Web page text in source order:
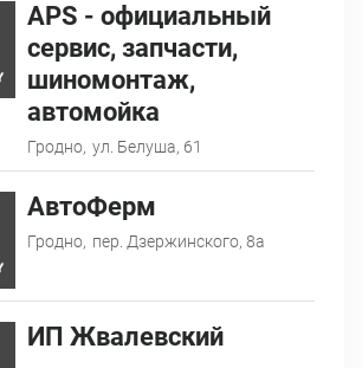
АPS - официальный
сервис, запчасти,
шиномонтаж,
автомойка
Гродно, ул. Белуша, 61
АвтоФерм
Гродно, пер. Дзержинского, 8а
ИП Жвалевский